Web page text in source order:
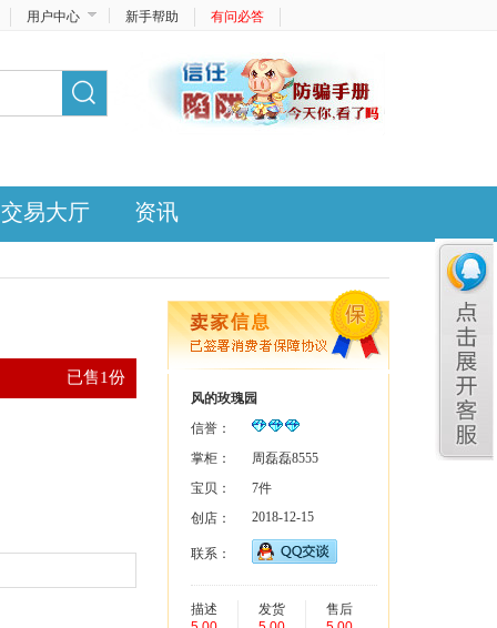
用户中心 新手帮助 有问必答
交易大厅 资讯
已售1份
风的玫瑰园
信誉：
掌柜：
周磊磊8555
宝贝：
7件
创店：
2018-12-15
联系：
描述
发货
售后